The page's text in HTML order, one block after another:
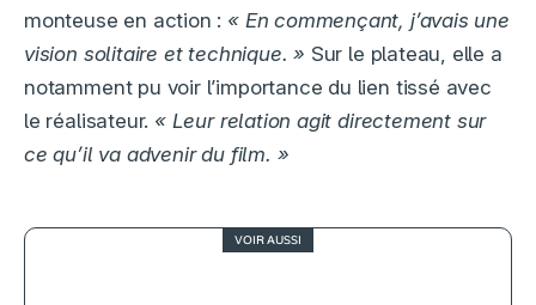
monteuse en action : « En commençant, j’avais une
vision solitaire et technique. » Sur le plateau, elle a
notamment pu voir l’importance du lien tissé avec
le réalisateur. « Leur relation agit directement sur
ce qu’il va advenir du film. »
VOIR AUSSI